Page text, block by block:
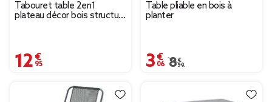
Tabouret table 2en1
plateau décor bois structure
12,95 €
Table pliable en bois à
planter
3,06 €
Prix remisé de 8,50 €
8,50 €